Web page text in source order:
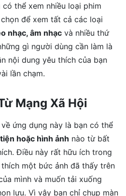
thể xem nhiều loại phim
để xem tất cả các loại
nhạc, âm nhạc và nhiều thứ
gì người dùng cần làm là
nội dung yêu thích của bạn
lần chạm.
Mạng Xã Hội
ứng dụng này là bạn có thể
hoặc hình ảnh nào từ bất
Điều này rất hữu ích trong
một bức ảnh đã thấy trên
mình và muốn tải xuống
lưu. Vì vậy bạn chỉ chụp màn